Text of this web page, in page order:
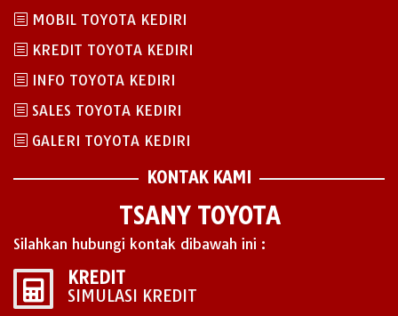
MOBIL TOYOTA KEDIRI
KREDIT TOYOTA KEDIRI
INFO TOYOTA KEDIRI
SALES TOYOTA KEDIRI
GALERI TOYOTA KEDIRI
KONTAK KAMI
TSANY TOYOTA
Silahkan hubungi kontak dibawah ini :
KREDIT
SIMULASI KREDIT